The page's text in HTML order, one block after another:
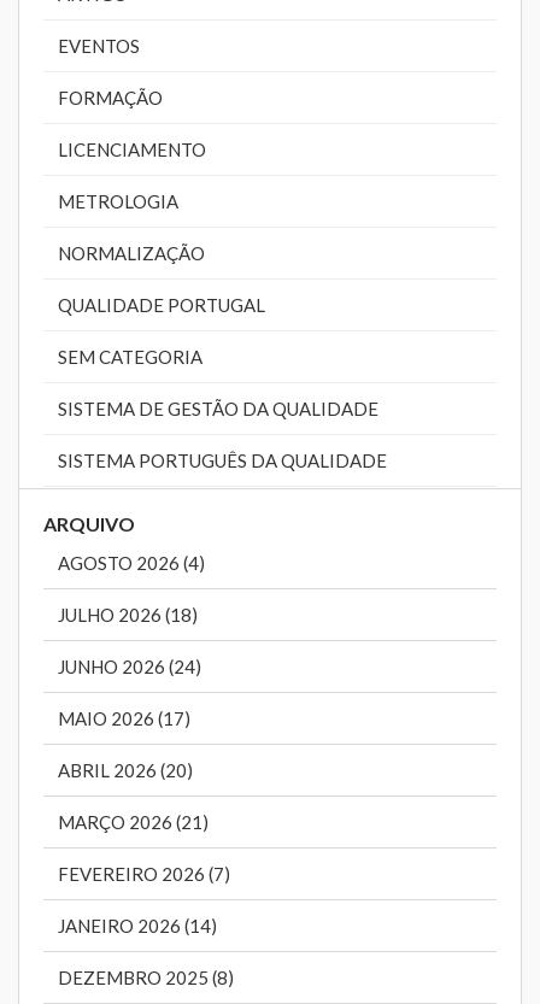
EVENTOS
FORMAÇÃO
LICENCIAMENTO
METROLOGIA
NORMALIZAÇÃO
QUALIDADE PORTUGAL
SEM CATEGORIA
SISTEMA DE GESTÃO DA QUALIDADE
SISTEMA PORTUGUÊS DA QUALIDADE
ARQUIVO
AGOSTO 2026 (4)
JULHO 2026 (18)
JUNHO 2026 (24)
MAIO 2026 (17)
ABRIL 2026 (20)
MARÇO 2026 (21)
FEVEREIRO 2026 (7)
JANEIRO 2026 (14)
DEZEMBRO 2025 (8)